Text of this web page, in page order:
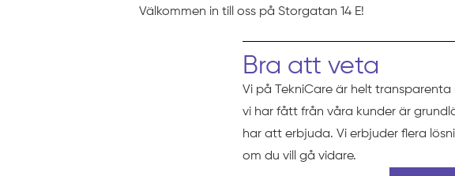
Välkommen in till oss på Storgatan 14 E!
Bra att veta
Vi på TekniCare är helt
vi har fått från våra kunder är
har att erbjuda. Vi erbjuder flera
om du vill gå vidare.